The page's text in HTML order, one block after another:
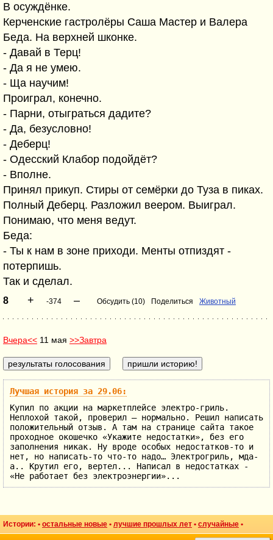
В осуждёнке.
Керченские гастролёры Саша Мастер и Валера
Беда. На верхней шконке.
- Давай в Терц!
- Да я не умею.
- Ща научим!
Проиграл, конечно.
- Парни, отыграться дадите?
- Да, безусловно!
- Деберц!
- Одесский Клабор подойдёт?
- Вполне.
Принял прикуп. Стиры от семёрки до Туза в пиках.
Полный Деберц. Разложил веером. Выиграл.
Понимаю, что меня ведут.
Беда:
- Ты к нам в зоне приходи. Менты отпиздят -
потерпишь.
Так и сделал.
8 + -374 – Обсудить (10) Поделиться Животный
Вчера<< 11 мая >>Завтра
Лучшая история за 29.06:
Купил по акции на маркетплейсе электро-гриль.
Неплохой такой, проверил – нормально. Решил написать
положительный отзыв. А там на странице сайта такое
проходное окошечко «Укажите недостатки», без его
заполнения никак. Ну вроде особых недостатков-то и
нет, но написать-то что-то надо… Электрогриль, мда-
а.. Крутил его, вертел... Написал в недостатках -
«Не работает без электроэнергии»...
Истории: • остальные новые • лучшие прошлых лет • случайные •